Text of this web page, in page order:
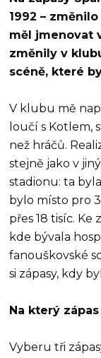
1992 –
měl jmenovat
změnily v
scéně, které
V klubu mě
loučí s Kotlem,
než hráčů.
stejně jako v
stadionu: ta
bylo místo pro
přes 18 tisíc.
kde bývala
fanouškovské
si zápasy, kdy
Na který
Vyberu tři